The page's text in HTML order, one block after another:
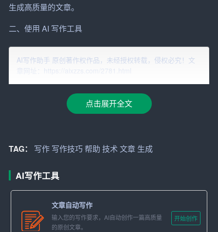
生成高质量的文章。
二、使用 AI 写作工具
目前市面上有许多 AI 写作工具，如 chat*、WordAI、Articl
e Forge 等。这些工具都可以帮助我们快速生成文章，提高
chat* 是由 OpenAI 开发的一款 AI 写作工具。它可以与用
户进行对话，根据用户的需求生成文章。chat* 的优点在于
WordAI 是一款 AI 文章生成器。它可以通过分析大量的文
质量的文章，使我们的文字更具魅力。
Article Forge 是一款 AI 文章生成器。它可以通过分析大量
的文本数据，自动生成文章。Article Forge 的优点在于它
可以生成多种格式的文章，如文章、摘要、关键词等。
AI写作助手 原创著作权作品，未经授权转载，侵权必究！文
章网址：https://aixzzs.com/2781.html
点击展开全文
TAG： 写作 写作技巧帮助 技术 文章 生成
AI写作工具
文章自动写作
输入您的写作要求，AI自动创作一篇高质量
的原创文章。
开始创作